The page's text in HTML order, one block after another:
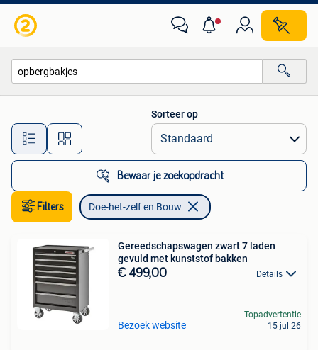
Alle afstanden…
Sorteer op
Bewaar je zoekopdracht
Filters Doe-het-zelf en Bouw
Gereedschapswagen zwart 7 laden
gevuld met kunststof bakken
€ 499,00 Details
Bezoek website
Topadvertentie
15 jul 26